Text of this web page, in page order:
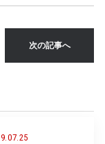
次の記事へ